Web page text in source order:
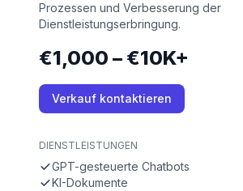
Prozessen und Verbesserung der
Dienstleistungserbringung.
€1,000 – €10K+
Verkauf kontaktieren
DIENSTLEISTUNGEN
GPT-gesteuerte Chatbots
KI-Dokumente